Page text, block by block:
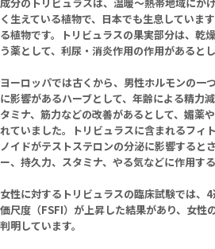
く生えている植物で、日本でも生息していま
る植物です。トリビュラスの果実部分は、乾
う薬として、利尿・消炎作用の作用があると
ヨーロッパでは古くから、男性ホルモンの一
に影響があるハーブとして、年齢による精力
タミナ、筋力などの改善があるとして、媚薬
れていました。トリビュラスに含まれるフィ
ノイドがテストステロンの分泌に影響すると
ー、持久力、スタミナ、やる気などに作用す
女性に対するトリビュラスの臨床試験では、
価尺度（FSFI）が上昇した結果があり、女性
判明しています。